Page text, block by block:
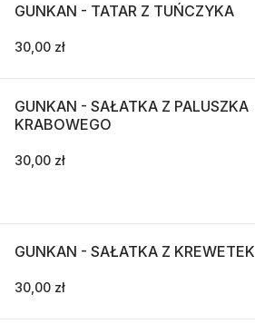
GUNKAN - TATAR Z TUŃCZYKA
30,00 zł
GUNKAN - SAŁATKA Z PALUSZKA
KRABOWEGO
30,00 zł
GUNKAN - SAŁATKA Z KREWETEK
30,00 zł